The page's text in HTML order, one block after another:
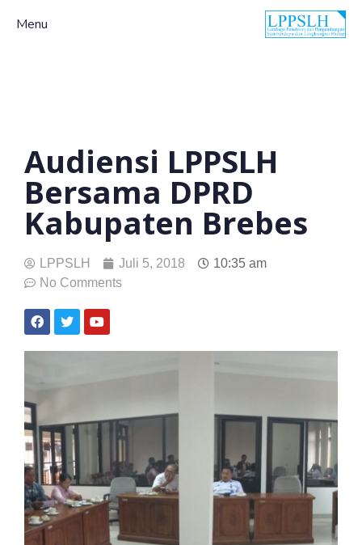
Menu
Audiensi LPPSLH
Bersama DPRD
Kabupaten Brebes
LPPSLH Juli 5, 2018
10:35 am
No Comments